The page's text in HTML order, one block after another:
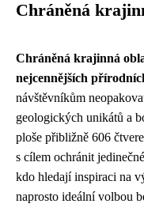
Chráněná
Chráněná krajinná
nejcennějších
návštěvníkům
geologických unikátů a
ploše přibližně 606
s cílem ochránit
kdo hledají inspiraci na
naprosto ideální volbou